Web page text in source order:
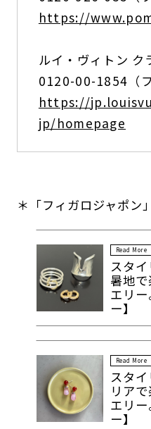
https://
ルイ・ヴィトン ク
0120-00-1854（フ
https://
jp/homepage
＊「フィガロジャポン
Read More
スタ
暑地
エリ
ー】
Read More
スタ
リア
エリ
ー】